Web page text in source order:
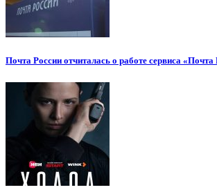
Почта России отчиталась о работе сервиса «Почта